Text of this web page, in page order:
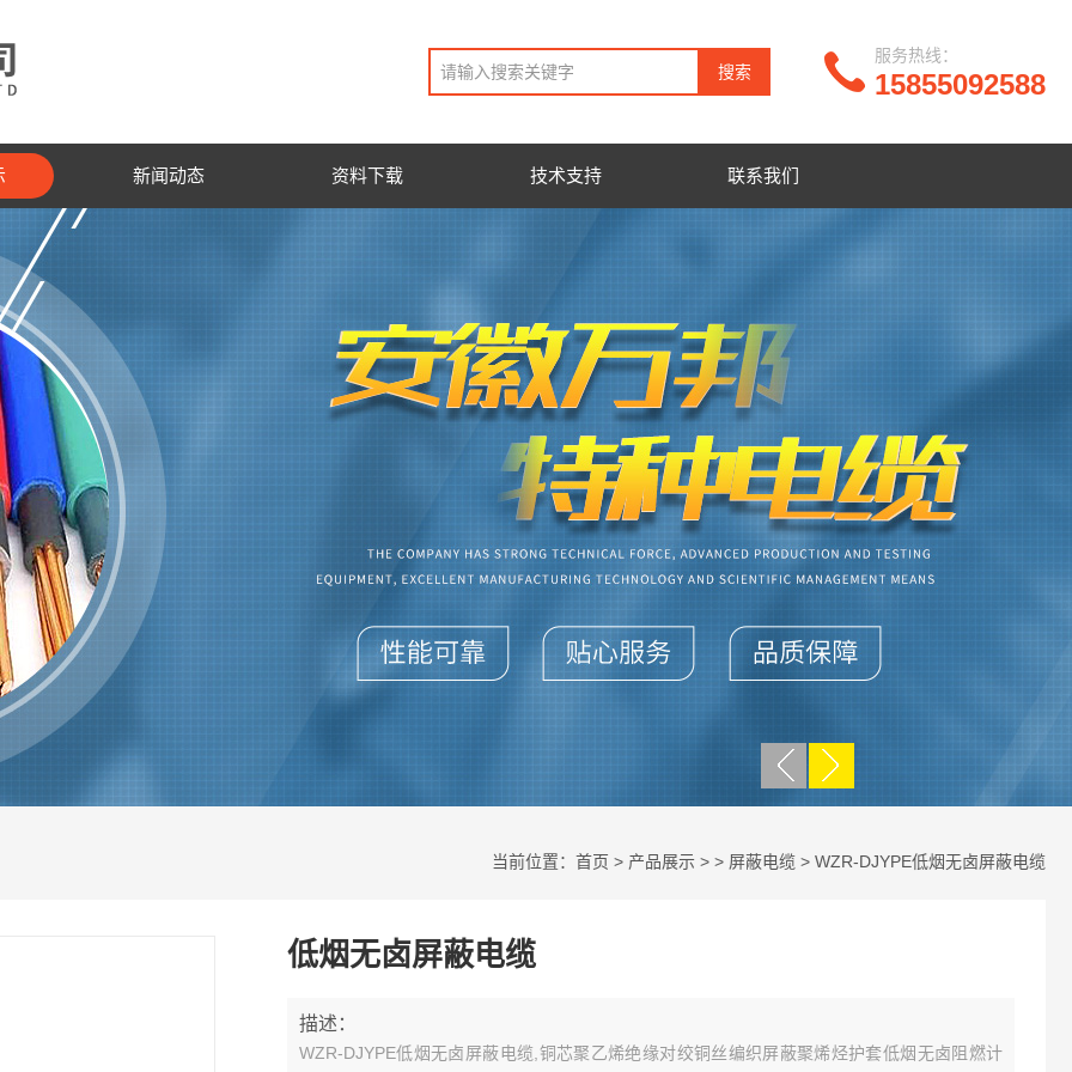
15855092588
服务热线：
新闻动态 资料下载 技术支持 联系我们
当前位置： 首页 > 产品展示 > > 屏蔽电缆 > WZR-DJYPE低烟无卤屏蔽电缆
低烟无卤屏蔽电缆
描述：
WZR-DJYPE低烟无卤屏蔽电缆,铜芯聚乙烯绝缘对绞铜丝编织屏蔽聚烯烃护套低烟无卤阻燃计